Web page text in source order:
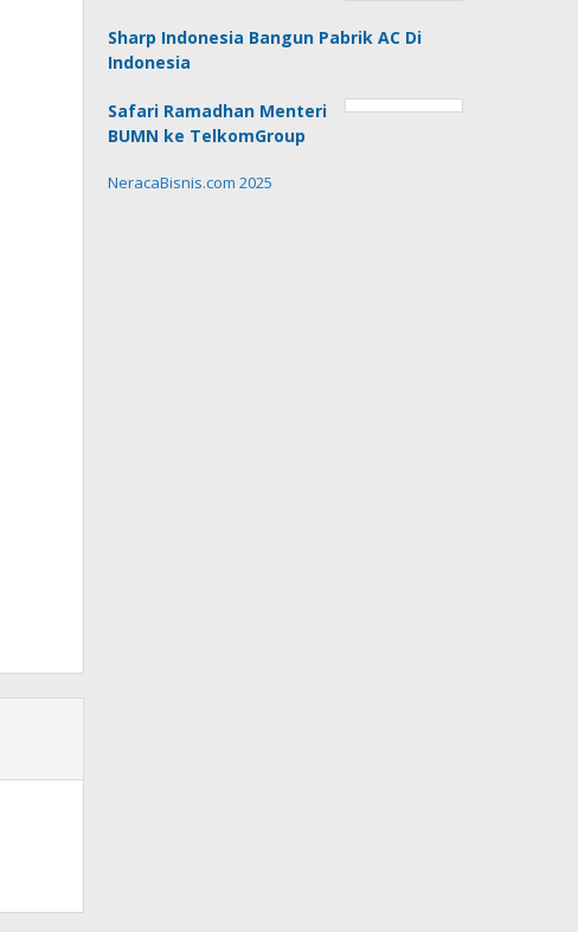
Sharp Indonesia Bangun Pabrik AC Di
Indonesia
Safari Ramadhan Menteri
BUMN ke TelkomGroup
NeracaBisnis.com 2025